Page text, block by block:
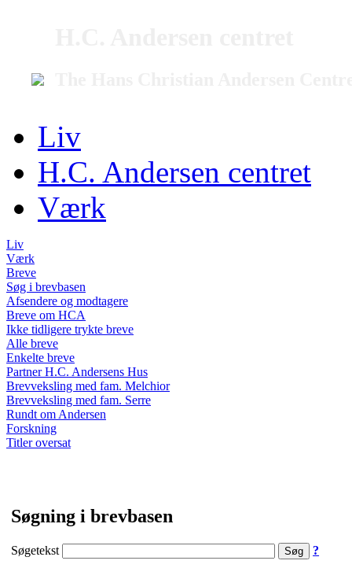
Liv
H.C. Andersen centret
Værk
Liv
Værk
Breve
Søg i brevbasen
Afsendere og modtagere
Breve om HCA
Ikke tidligere trykte breve
Alle breve
Enkelte breve
Partner H.C. Andersens Hus
Brevveksling med fam. Melchior
Brevveksling med fam. Serre
Rundt om Andersen
Forskning
Titler oversat
Søgning i brevbasen
Søgetekst ?